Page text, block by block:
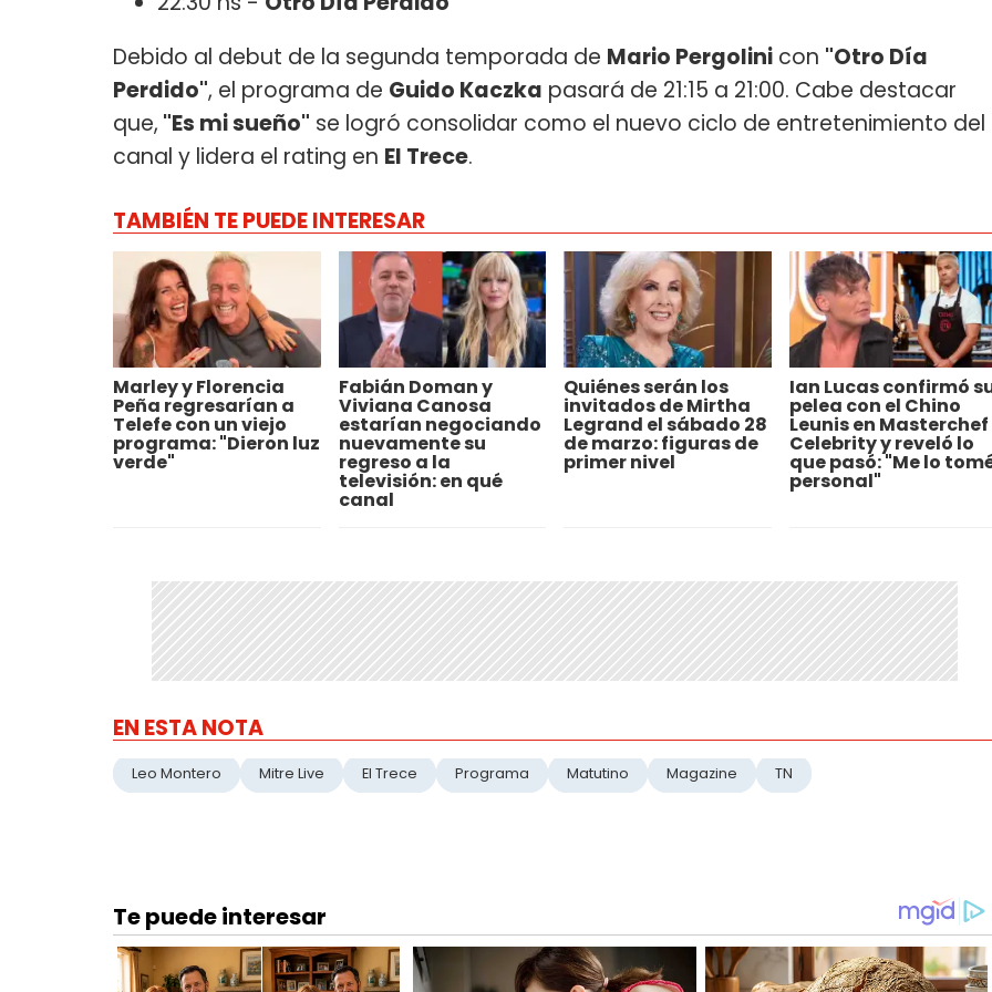
Debido al debut de la segunda temporada de Mario Pergolini con "Otro Día
Perdido", el programa de Guido Kaczka pasará de 21:15 a 21:00. Cabe destacar
que, "Es mi sueño" se logró consolidar como el nuevo ciclo de entretenimiento del
canal y lidera el rating en El Trece.
TAMBIÉN TE PUEDE INTERESAR
Marley y Florencia
Peña regresarían a
Telefe con un viejo
programa: "Dieron luz
verde"
Fabián Doman y
Viviana Canosa
estarían negociando
nuevamente su
regreso a la
televisión: en qué
canal
Quiénes serán los
invitados de Mirtha
Legrand el sábado 28
de marzo: figuras de
primer nivel
Ian Lucas confirmó
pelea con el Chino
Leunis en Masterchef
Celebrity y reveló lo
que pasó: "Me lo
personal"
EN ESTA NOTA
Leo Montero Mitre Live El Trece Programa Matutino Magazine TN